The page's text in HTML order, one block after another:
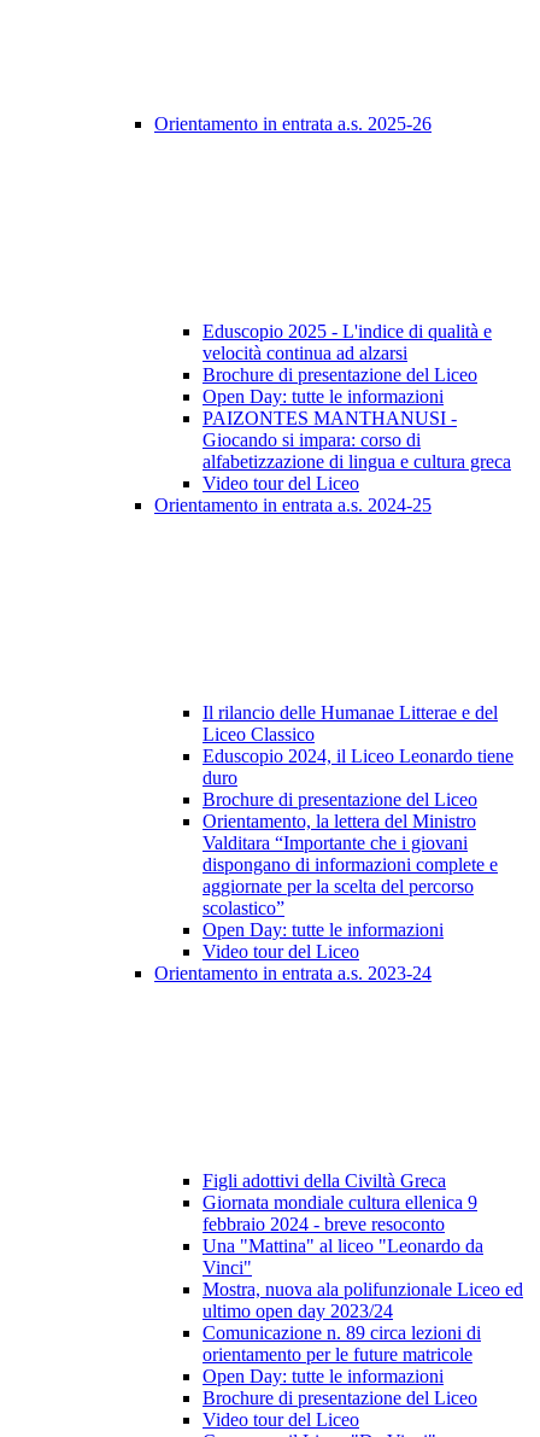
Orientamento in entrata a.s. 2025-26
Eduscopio 2025 - L'indice di qualità e
velocità continua ad alzarsi
Brochure di presentazione del Liceo
Open Day: tutte le informazioni
PAIZONTES MANTHANUSI -
Giocando si impara: corso di
alfabetizzazione di lingua e cultura greca
Video tour del Liceo
Orientamento in entrata a.s. 2024-25
Il rilancio delle Humanae Litterae e del
Liceo Classico
Eduscopio 2024, il Liceo Leonardo tiene
duro
Brochure di presentazione del Liceo
Orientamento, la lettera del Ministro
Valditara “Importante che i giovani
dispongano di informazioni complete e
aggiornate per la scelta del percorso
scolastico”
Open Day: tutte le informazioni
Video tour del Liceo
Orientamento in entrata a.s. 2023-24
Figli adottivi della Civiltà Greca
Giornata mondiale cultura ellenica 9
febbraio 2024 - breve resoconto
Una "Mattina" al liceo "Leonardo da
Vinci"
Mostra, nuova ala polifunzionale Liceo ed
ultimo open day 2023/24
Comunicazione n. 89 circa lezioni di
orientamento per le future matricole
Open Day: tutte le informazioni
Brochure di presentazione del Liceo
Video tour del Liceo